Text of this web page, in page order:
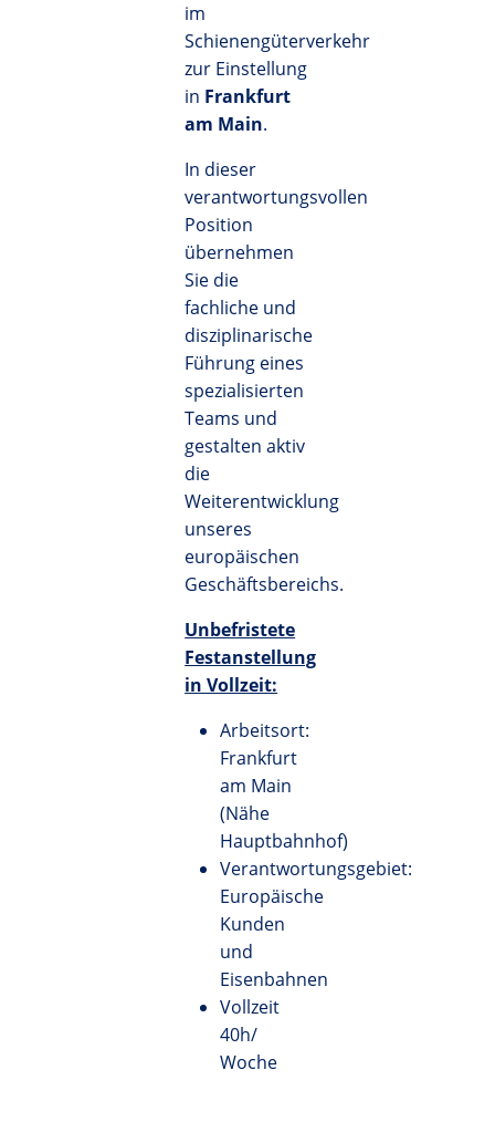
im
Schienengüterverkehr
zur Einstellung
in Frankfurt
am Main.
In dieser
verantwortungsvollen
Position
übernehmen
Sie die
fachliche und
disziplinarische
Führung eines
spezialisierten
Teams und
gestalten aktiv
die
Weiterentwicklung
unseres
europäischen
Geschäftsbereichs.
Unbefristete
Festanstellung
in Vollzeit:
Arbeitsort:
Frankfurt
am Main
(Nähe
Hauptbahnhof)
Verantwortungsgebiet:
Europäische
Kunden
und
Eisenbahnen
Vollzeit
40h/
Woche